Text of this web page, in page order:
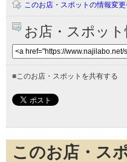
このお店・スポットの情報変
お店・スポッ
■このお店・スポットを共有する
このお店・ス